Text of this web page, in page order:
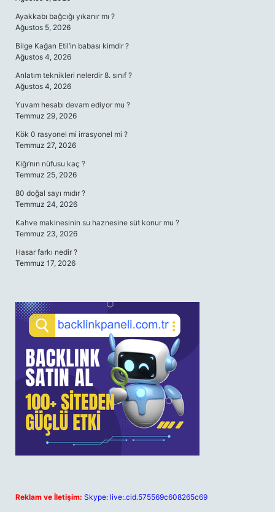
Ayakkabı bağcığı yıkanır mı ?
Ağustos 5, 2026
Bilge Kağan Etil’in babası kimdir ?
Ağustos 4, 2026
Anlatım teknikleri nelerdir 8. sınıf ?
Ağustos 4, 2026
Yuvam hesabı devam ediyor mu ?
Temmuz 29, 2026
Kök 0 rasyonel mi irrasyonel mi ?
Temmuz 27, 2026
Kiğı’nın nüfusu kaç ?
Temmuz 25, 2026
80 doğal sayı mıdır ?
Temmuz 24, 2026
Kahve makinesinin su haznesine süt konur mu ?
Temmuz 23, 2026
Hasar farkı nedir ?
Temmuz 17, 2026
Reklam ve İletişim: Skype: live:.cid.575569c608265c69